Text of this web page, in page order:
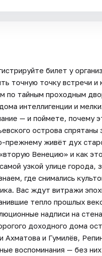
билет у
точную точку встречи и
тайным проходным
интеллигенции и
— и поймете, почему
острова
прежнему живёт дух
Венецию» и как
узкой улице города,
где снимались
Вас ждут витражи
тепло прошлых
надписи на
доходного дома
и Гумилёв,
воспоминания — без